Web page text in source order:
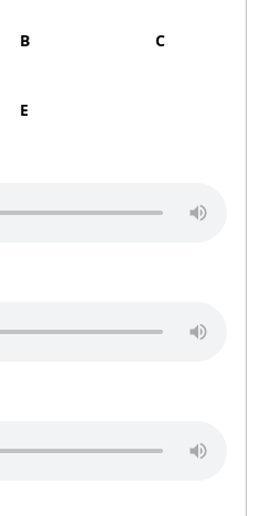
B C
E